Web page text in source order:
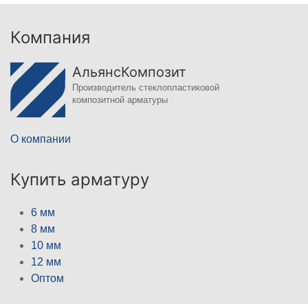
Компания
АльянсКомпозит
Производитель стеклопластиковой
композитной арматуры
О компании
Купить арматуру
6 мм
8 мм
10 мм
12 мм
Оптом